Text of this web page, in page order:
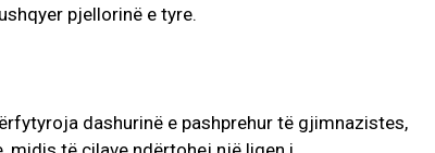
pjellorinë e tyre.
dashurinë e pashprehur të gjimnazistes,